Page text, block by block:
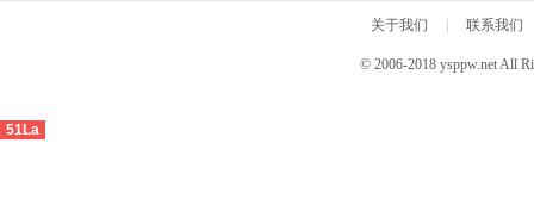
关于我们 联系我们
© 2006-2018 ysppw.net All
51La